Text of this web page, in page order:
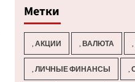
Метки
, АКЦИИ , ВАЛЮТА
, ЛИЧНЫЕ ФИНАНСЫ ,